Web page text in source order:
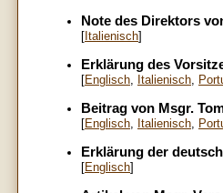
Note des Direktors
[Italienisch]
Erklärung des
[Englisch Italienisch
Beitrag von Msgr.
[Englisch Italienisch
Erklärung der
[Englisch]